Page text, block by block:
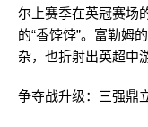
尔上赛季在英冠赛场
的“香饽饽”。富勒姆
杂，也折射出英超中
争夺战升级：三强鼎